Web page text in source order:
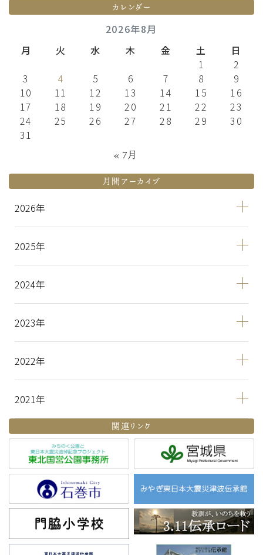
カレンダー
2026年8月
月
火 水 木 金 土
日
1
2
3
4 5 6 7 8
9
10
11 12 13 14 15
16
17
18 19 20 21 22
23
24
25 26 27 28 29
30
31
« 7月
月間アーカイブ
2026
2025
2024
2023
2022
2021
関連リンク